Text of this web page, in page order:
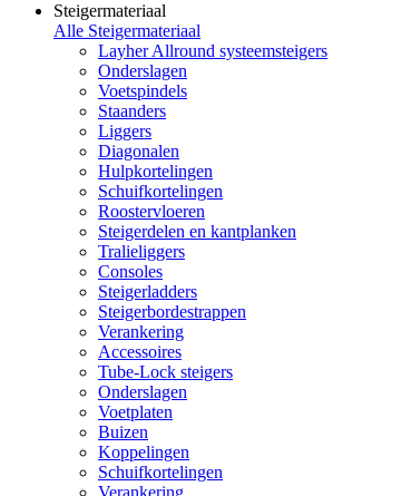
Steigermateriaal
Alle Steigermateriaal
Layher Allround systeemsteigers
Onderslagen
Voetspindels
Staanders
Liggers
Diagonalen
Hulpkortelingen
Schuifkortelingen
Roostervloeren
Steigerdelen en kantplanken
Tralieliggers
Consoles
Steigerladders
Steigerbordestrappen
Verankering
Accessoires
Tube-Lock steigers
Onderslagen
Voetplaten
Buizen
Koppelingen
Schuifkortelingen
Verankering